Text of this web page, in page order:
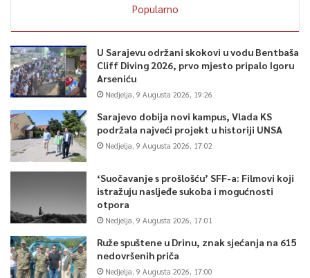
Popularno
U Sarajevu održani skokovi u vodu Bentbaša
Cliff Diving 2026, prvo mjesto pripalo Igoru
Arseniću
Nedjelja, 9 Augusta 2026, 19:26
Sarajevo dobija novi kampus, Vlada KS
podržala najveći projekt u historiji UNSA
Nedjelja, 9 Augusta 2026, 17:02
‘Suočavanje s prošlošću’ SFF-a: Filmovi koji
istražuju nasljeđe sukoba i mogućnosti
otpora
Nedjelja, 9 Augusta 2026, 17:01
Ruže spuštene u Drinu, znak sjećanja na 615
nedovršenih priča
Nedjelja, 9 Augusta 2026, 17:00